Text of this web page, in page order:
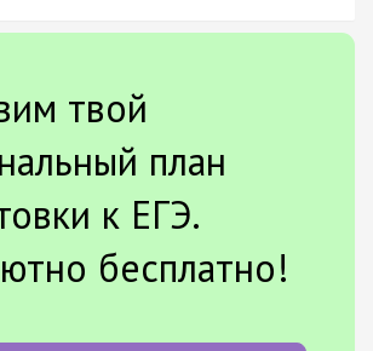
твой
план
к ЕГЭ.
бесплатно!